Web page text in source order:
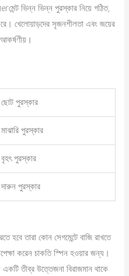
ভিন্ন ভিন্ন পুরস্কার নিয়ে গঠিত,
খেলোয়াড়দের সৃজনশীলতা এবং জয়ের
ছোট পুরস্কার
মাঝারি পুরস্কার
বৃহৎ পুরস্কার
দারুন পুরস্কার
তারা কোন সেগমেন্টে বাজি রাখতে
করেন চাকতি স্পিন হওয়ার জন্য।
তীব্র উত্তেজনা বিরাজমান থাকে